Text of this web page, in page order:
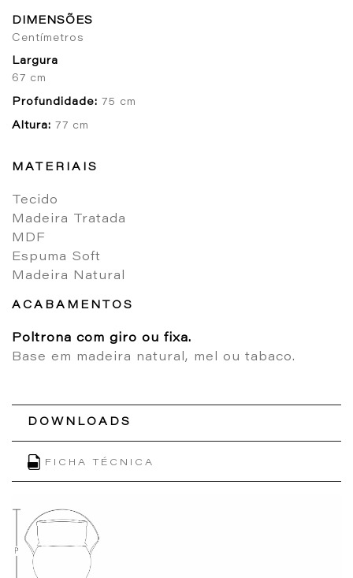
DIMENSÕES
Centímetros
Largura
67 cm
Profundidade: 75 cm
Altura: 77 cm
MATERIAIS
Tecido
Madeira Tratada
MDF
Espuma Soft
Madeira Natural
ACABAMENTOS
Poltrona com giro ou fixa.
Base em madeira natural, mel ou tabaco.
DOWNLOADS
FICHA TÉCNICA